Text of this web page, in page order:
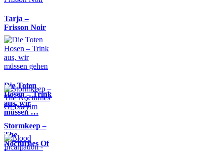
Tarja –
Frisson Noir
Die Toten
Hosen – Trink
aus, wir
müssen …
Stormkeep –
The
Nocturnes Of